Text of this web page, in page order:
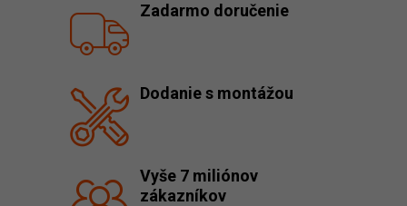
Zadarmo doručenie
Dodanie s montážou
Vyše 7 miliónov
zákazníkov